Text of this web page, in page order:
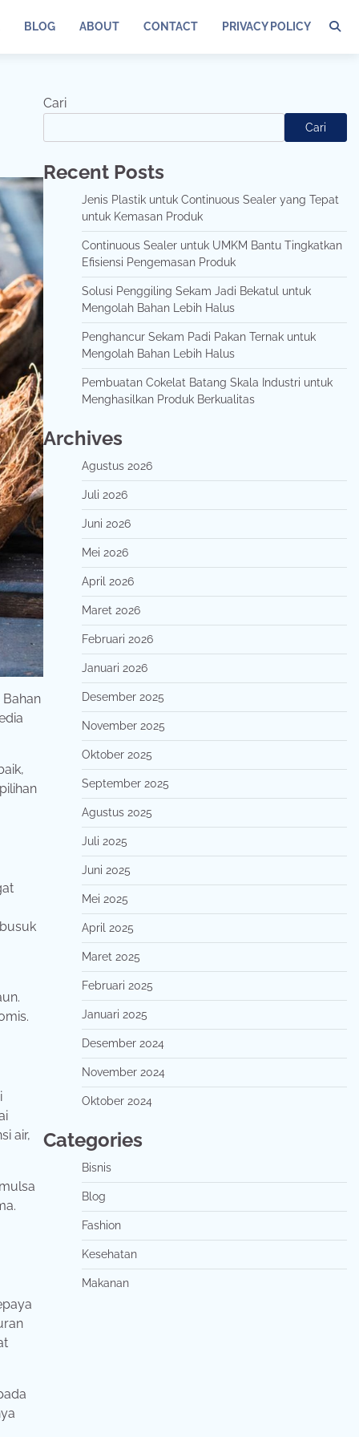
BLOG ABOUT CONTACT PRIVACY POLICY
air,
Cari
Cari
Recent Posts
Jenis Plastik untuk Continuous Sealer yang Tepat
untuk Kemasan Produk
Continuous Sealer untuk UMKM Bantu Tingkatkan
Efisiensi Pengemasan Produk
Solusi Penggiling Sekam Jadi Bekatul untuk
Mengolah Bahan Lebih Halus
Penghancur Sekam Padi Pakan Ternak untuk
Mengolah Bahan Lebih Halus
Pembuatan Cokelat Batang Skala Industri untuk
Menghasilkan Produk Berkualitas
Archives
Agustus 2026
Juli 2026
Juni 2026
Mei 2026
April 2026
Maret 2026
Februari 2026
Januari 2026
Desember 2025
November 2025
Oktober 2025
September 2025
Agustus 2025
Juli 2025
Juni 2025
Mei 2025
April 2025
Maret 2025
Februari 2025
Januari 2025
Desember 2024
November 2024
Oktober 2024
Categories
Bisnis
Blog
Fashion
Kesehatan
Makanan